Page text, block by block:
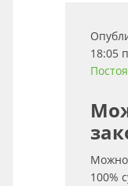
18:05
Можно
100%